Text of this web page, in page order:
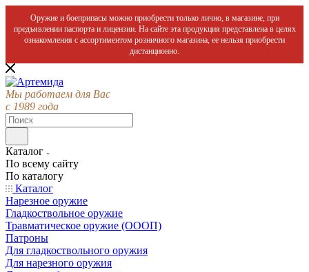
Оружие и боеприпасы можно приобрести только лично, в магазине, при
предъявлении паспорта и лицензии. На сайте эта продукция представлена в целях
ознакомления с ассортиментом розничного магазина, ее нельзя приобрести
дистанционно.
Мы работаем для Вас
с 1989 года
Каталог
По всему сайту
По каталогу
Каталог
Нарезное оружие
Гладкоствольное оружие
Травматическое оружие (ОООП)
Патроны
Для гладкоствольного оружия
Для нарезного оружия